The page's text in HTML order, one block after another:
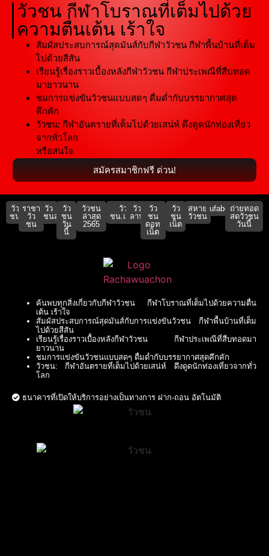
วัวชน กีฬาโบราณที่เต็มไปด้วย
ความตื่นเต้น เร้าใจ
สัมผัสประสบการณ์สุดมันส์กับกีฬาวัวชน กีฬาพื้นบ้านที่เต็ม
ไปด้วยสีสัน
เรียนรู้เรื่องราวเบื้องหลังกีฬาวัวชน กีฬาประเพณีที่สืบทอด
มายาวนาน
ชมการแข่งขันวัวชนแบบสดๆ ดื่มด่ำกับบรรยากาศสุด
คึกคัก
วัวชน: กีฬาอันตรายที่เต็มไปด้วยเสน่ห์ ดึงดูดนักท่องเที่ยว
จากทั่วโลก
หรือสนใจ
สมัครสมาชิกฟรี ด่วน!
วัว
ชน
ราชา
วัว
ชน
วัว
ชนสด
วัว
ชน
วัน
นี้
วัวชน
ล่าสุด
2565
วัว
ชน.เน็ต
วัว
ลาน
วัว
ชน
ดอท
เน็ต
วัว
ชน
เน็ต
สหาย
วัวชน
ufabet911ถ่ายทอด
สดวัวชน
วันนี้
ค้นพบทุกสิ่งเกี่ยวกับกีฬาวัวชน กีฬาโบราณที่เต็มไปด้วยความตื่น
เต้น เร้าใจ
สัมผัสประสบการณ์สุดมันส์กับการแข่งขันวัวชน กีฬาพื้นบ้านที่เต็ม
ไปด้วยสีสัน
เรียนรู้เรื่องราวเบื้องหลังกีฬาวัวชน กีฬาประเพณีที่สืบทอดมา
ยาวนาน
ชมการแข่งขันวัวชนแบบสดๆ ดื่มด่ำกับบรรยากาศสุดคึกคัก
วัวชน: กีฬาอันตรายที่เต็มไปด้วยเสน่ห์ ดึงดูดนักท่องเที่ยวจากทั่ว
โลก
ธนาคารที่เปิดให้บริการอย่างเป็นทางการ ฝาก-ถอน อัตโนมัติ